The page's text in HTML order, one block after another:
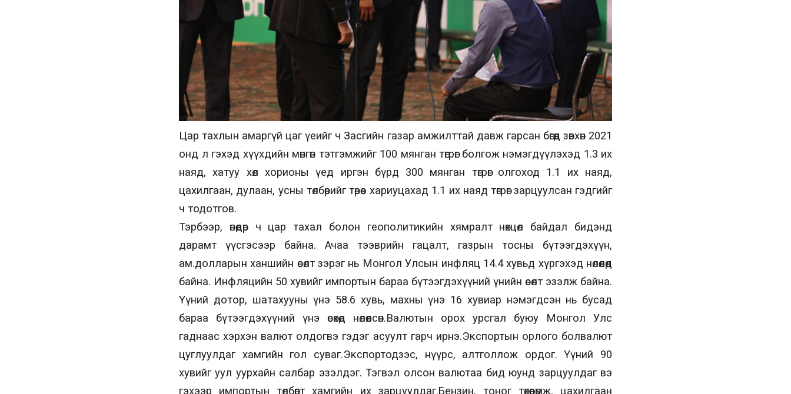
Цар тахлын амаргүй цаг үеийг ч Засгийн газар амжилттай давж гарсан бөгөөд зөвхөн 2021
онд л гэхэд хүүхдийн мөнгөн тэтгэмжийг 100 мянган төгрөг болгож нэмэгдүүлэхэд 1.3 их
наяд, хатуу хөл хорионы үед иргэн бүрд 300 мянган төгрөг олгоход 1.1 их наяд,
цахилгаан, дулаан, усны төлбөрийг төрөөс хариуцахад 1.1 их наяд төгрөг зарцуулсан гэдгийг
ч тодотгов.
Тэрбээр, өнөөдөр ч цар тахал болон геополитикийн хямралт нөхцөл байдал бидэнд
дарамт үүсгэсээр байна. Ачаа тээврийн гацалт, газрын тосны бүтээгдэхүүн,
ам.долларын ханшийн өсөлт зэрэг нь Монгол Улсын инфляц 14.4 хувьд хүргэхэд нөлөөлөөд
байна. Инфляцийн 50 хувийг импортын бараа бүтээгдэхүүний үнийн өсөлт эзэлж байна.
Үүний дотор, шатахууны үнэ 58.6 хувь, махны үнэ 16 хувиар нэмэгдсэн нь бусад
бараа бүтээгдэхүүний үнэ өсөхөд нөлөөлсөн.Валютын орох урсгал буюу Монгол Улс
гаднаас хэрхэн валют олдогвэ гэдэг асуулт гарч ирнэ.Экспортын орлого болвалют
цуглуулдаг хамгийн гол суваг.Экспортодзэс, нүүрс, алтголлож ордог. Үүний 90
хувийг уул уурхайн салбар эзэлдэг. Тэгвэл олсон валютаа бид юунд зарцуулдаг вэ
гэхээр импортын төлбөрт хамгийн их зарцуулдаг.Бензин, тоног төхөөрөмж, цахилгаан